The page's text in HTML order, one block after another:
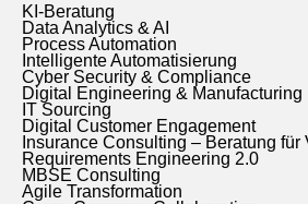
KI-Beratung
Data Analytics & AI
Process Automation
Intelligente Automatisierung
Cyber Security & Compliance
Digital Engineering & Manufacturing
IT Sourcing
Digital Customer Engagement
Insurance Consulting – Beratung für
Requirements Engineering 2.0
MBSE Consulting
Agile Transformation